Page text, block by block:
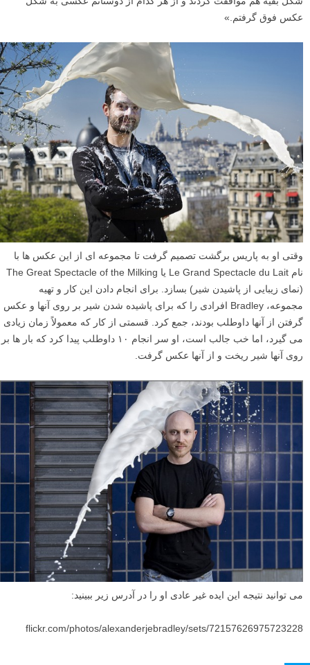
عکس فوق گرفتم.»
وقتی او به پاریس برگشت تصمیم گرفت تا مجموعه ای از این عکس ها با
نام Le Grand Spectacle du Lait یا The Great Spectacle of the Milking
(نمای زیبایی از پاشیدن شیر) بسازد. برای انجام دادن این کار و تهیه
مجموعه، Bradley افرادی را که برای پاشیده شدن شیر بر روی آنها و عکس
گرفتن از آنها داوطلب بودند، جمع کرد. قسمتی از کار که معمولاً زمان زیادی
می گیرد، اما خب جالب است، او سر انجام ۱۰ داوطلب پیدا کرد که بار ها بر
روی آنها شیر ریخت و از آنها عکس گرفت.
می توانید نتیجه این ایده غیر عادی او را در آدرس زیر ببینید:
flickr.com/photos/alexanderjebradley/sets/72157626975723228